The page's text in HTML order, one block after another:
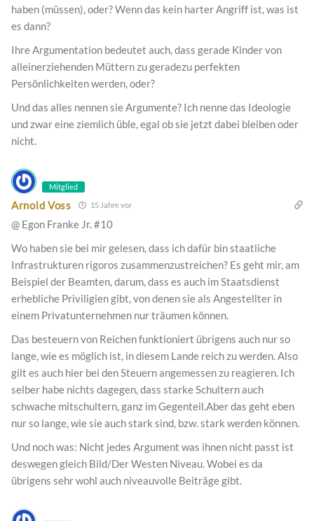
haben (müssen), oder? Wenn das kein harter Angriff ist, was ist
es dann?
Ihre Argumentation bedeutet auch, dass gerade Kinder von
alleinerziehenden Müttern zu geradezu perfekten
Persönlichkeiten werden, oder?
Und das alles nennen sie Argumente? Ich nenne das Ideologie
und zwar eine ziemlich üble, egal ob sie jetzt dabei bleiben oder
nicht.
Mitglied
Arnold Voss 15 Jahre vor
@ Egon Franke Jr. #10
Wo haben sie bei mir gelesen, dass ich dafür bin staatliche
Infrastrukturen rigoros zusammenzustreichen? Es geht mir, am
Beispiel der Beamten, darum, dass es auch im Staatsdienst
erhebliche Priviligien gibt, von denen sie als Angestellter in
einem Privatunternehmen nur träumen können.
Das besteuern von Reichen funktioniert übrigens auch nur so
lange, wie es möglich ist, in diesem Lande reich zu werden. Also
gilt es auch hier bei den Steuern angemessen zu reagieren. Ich
selber habe nichts dagegen, dass starke Schultern auch
schwache mitschultern, ganz im Gegenteil.Aber das geht eben
nur so lange, wie sie auch stark sind, bzw. stark werden können.
Und noch was: Nicht jedes Argument was ihnen nicht passt ist
deswegen gleich Bild/Der Westen Niveau. Wobei es da
übrigens sehr wohl auch niveauvolle Beiträge gibt.